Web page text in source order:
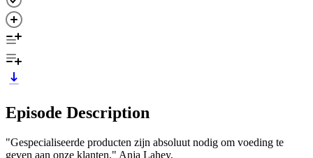
Episode Description
"Gespecialiseerde producten zijn absoluut nodig om voeding te
geven aan onze klanten." Anja Lahey,